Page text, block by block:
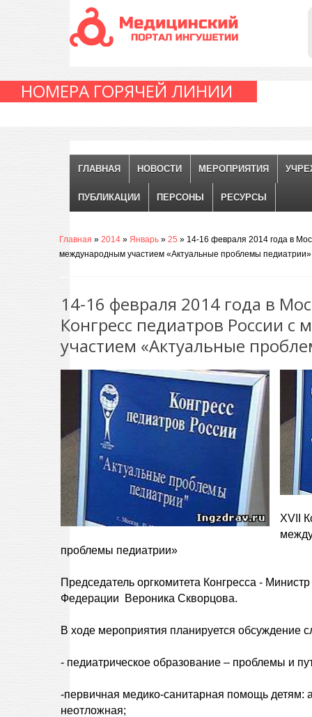
НОМЕРА ГОРЯЧЕЙ ЛИНИИ
ГЛАВНАЯ НОВОСТИ МЕРОПРИЯТИЯ
ПУБЛИКАЦИИ ПЕРСОНЫ РЕСУРСЫ
Главная » 2014 » Январь » 25 » 14-16 февраля 2014 года в
международным участием «Актуальные проблемы педиатрии»
14-16 февраля 2014 года в
Конгресс педиатров России
участием «Актуальные
XVII
проблемы педиатрии»
Председатель оргкомитета Конгресса ­-
Федерации Вероника Скворцова.
В ходе мероприятия планируется обсуждение
- педиатрическое образование – проблемы и
-первичная медико-санитарная помощь детям:
неотложная;